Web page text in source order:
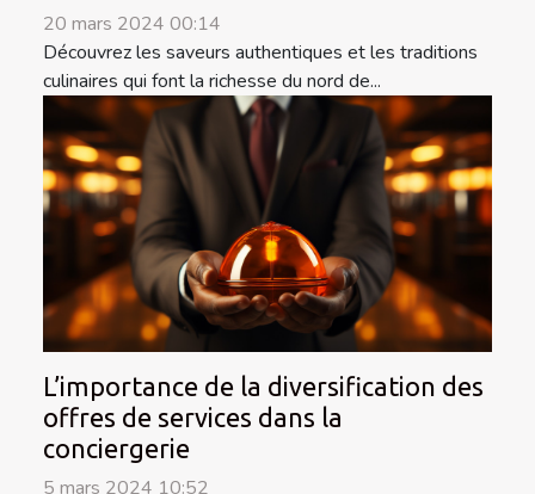
20 mars 2024 00:14
Découvrez les saveurs authentiques et les traditions
culinaires qui font la richesse du nord de...
L’importance de la diversification des
offres de services dans la
conciergerie
5 mars 2024 10:52